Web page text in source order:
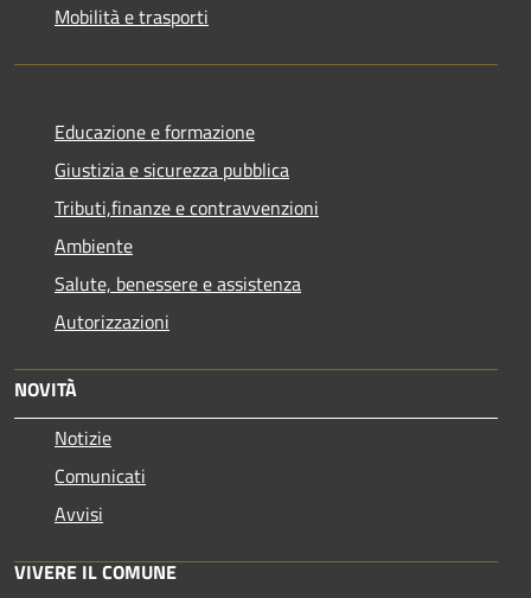
Mobilità e trasporti
Educazione e formazione
Giustizia e sicurezza pubblica
Tributi,finanze e contravvenzioni
Ambiente
Salute, benessere e assistenza
Autorizzazioni
NOVITÀ
Notizie
Comunicati
Avvisi
VIVERE IL COMUNE